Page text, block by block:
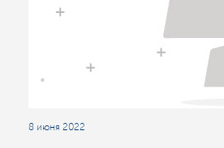
8 июня 2022